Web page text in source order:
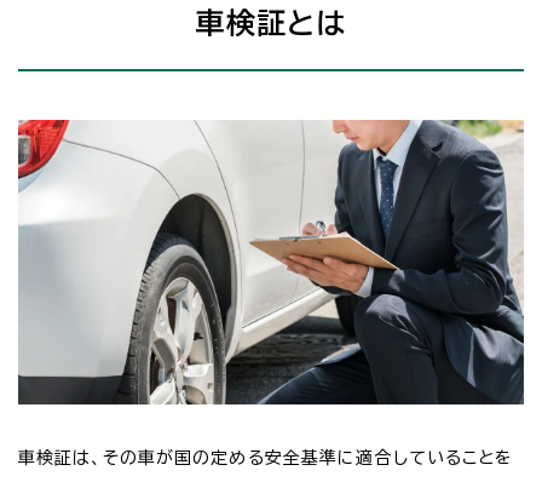
車検証とは
車検証は、その車が国の定める安全基準に適合していることを